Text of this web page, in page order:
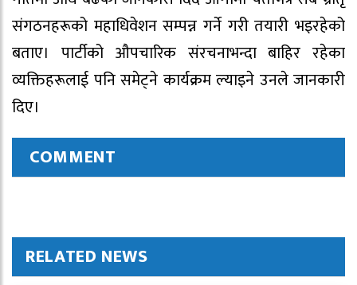
संगठनहरूको महाधिवेशन सम्पन्न गर्ने गरी तयारी भइरहेको
बताए। पार्टीको औपचारिक संरचनाभन्दा बाहिर रहेका
व्यक्तिहरूलाई पनि समेट्ने कार्यक्रम ल्याइने उनले जानकारी
दिए।
COMMENT
RELATED NEWS